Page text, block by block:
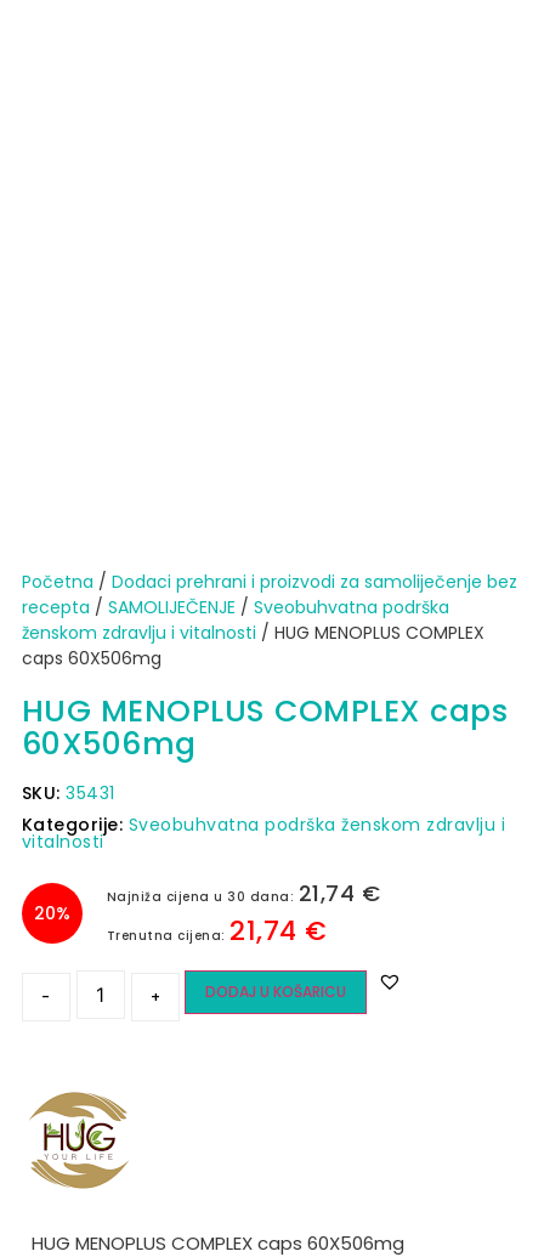
Početna / Dodaci prehrani i proizvodi za samoliječenje bez
recepta / SAMOLIJEČENJE / Sveobuhvatna podrška
ženskom zdravlju i vitalnosti / HUG MENOPLUS COMPLEX
caps 60X506mg
HUG MENOPLUS COMPLEX caps
60X506mg
SKU:35431
Kategorije: Sveobuhvatna podrška ženskom zdravlju i
vitalnosti
20%
Najniža cijena u 30 dana: 21,74 €
Trenutna cijena: 21,74 €
- + DODAJ U KOŠARICU
HUG MENOPLUS COMPLEX caps 60X506mg